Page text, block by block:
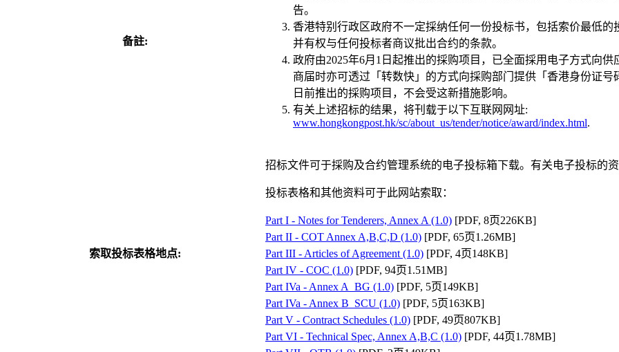
备註:
告。
香港特别行政区政府不一定採纳任何一份投标书，包括索价最低
并有权与任何投标者商议批出合约的条款。
政府由2025年6月1日起推出的採购项目，已全面採用电子方式向
商届时亦可透过「转数快」的方式向採购部门提供「香港身份证号
日前推出的採购项目，不会受这新措施影响。
有关上述招标的结果，将刊载于以下互联网网址:
www.hongkongpost.hk/sc/about_us/tender/notice/award/index.html.
索取投标表格地点:
招标文件可于採购及合约管理系统的电子投标箱下载。有关电子投标的
投标表格和其他资料可于此网站索取：
Part I - Notes for Tenderers, Annex A (1.0) [PDF, 8页226KB]
Part II - COT Annex A,B,C,D (1.0) [PDF, 65页1.26MB]
Part III - Articles of Agreement (1.0) [PDF, 4页148KB]
Part IV - COC (1.0) [PDF, 94页1.51MB]
Part IVa - Annex A_BG (1.0) [PDF, 5页149KB]
Part IVa - Annex B_SCU (1.0) [PDF, 5页163KB]
Part V - Contract Schedules (1.0) [PDF, 49页807KB]
Part VI - Technical Spec, Annex A,B,C (1.0) [PDF, 44页1.78MB]